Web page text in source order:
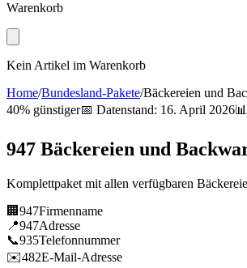
Warenkorb
Kein Artikel im Warenkorb
Home/Bundesland-Pakete/Bäckereien und
40% günstiger📅 Datenstand: 16. April 2026
947 Bäckereien und
Komplettpaket mit allen verfügbaren
🏢 947Firmenname
📍947Adresse
📞935Telefonnummer
✉️482E-Mail-Adresse